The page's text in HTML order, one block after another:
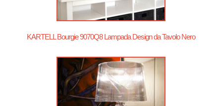
KARTELL Bourgie 9070Q8 Lampada Design da Tavolo Nero